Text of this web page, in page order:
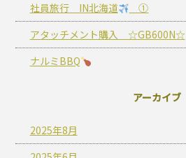
社員旅行 IN北海道
①
アタッチメント購入 ☆GB600N☆
ナルミBBQ
アーカイブ
2025年8月